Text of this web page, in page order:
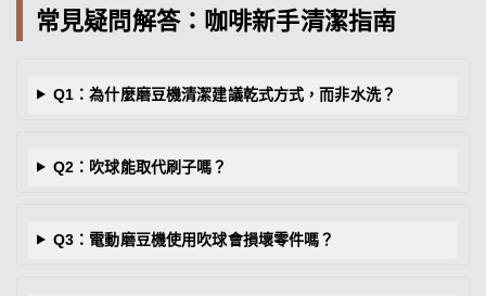
常見疑問解答：咖啡新手清潔指南
Q1：為什麼磨豆機清潔建議乾式方式，而非水洗？
Q2：吹球能取代刷子嗎？
Q3：電動磨豆機使用吹球會損壞零件嗎？